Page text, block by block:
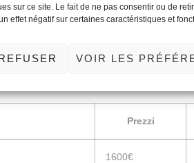
sur ce site. Le fait de ne pas consentir ou de
effet négatif sur certaines caractéristiques et
VOIR LES
3300€
Prezzi
1600€